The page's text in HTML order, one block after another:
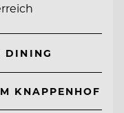
DINING
KNAPPENHOF